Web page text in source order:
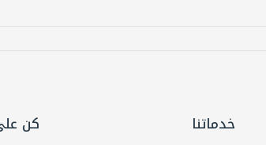
خدماتنا كن